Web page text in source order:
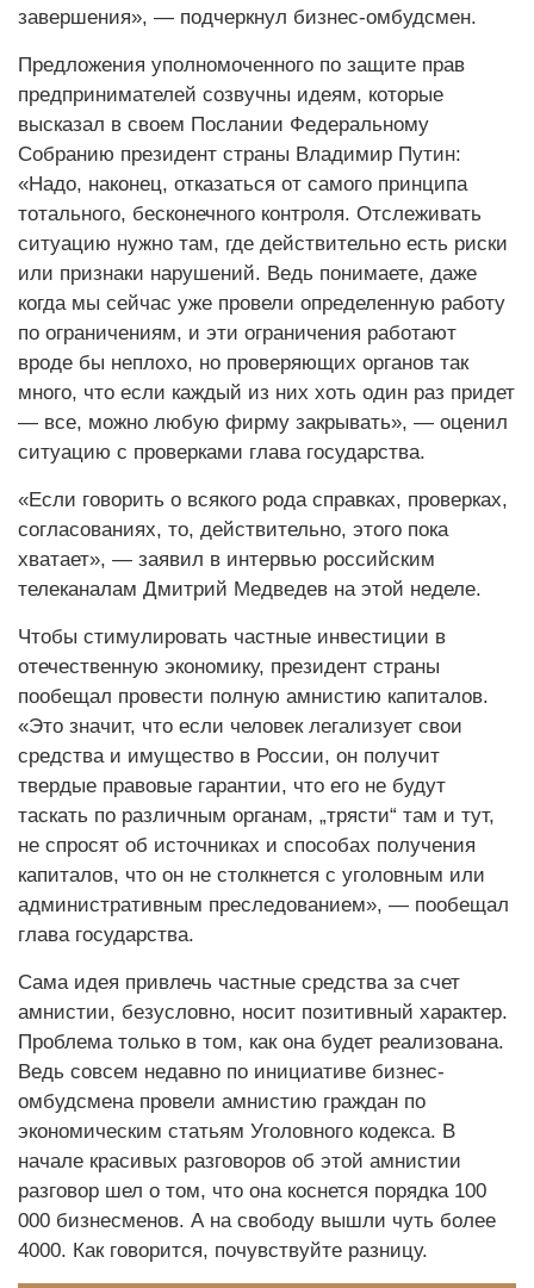
завершения», — подчеркнул бизнес-омбудсмен.
Предложения уполномоченного по защите прав
предпринимателей созвучны идеям, которые
высказал в своем Послании Федеральному
Собранию президент страны Владимир Путин:
«Надо, наконец, отказаться от самого принципа
тотального, бесконечного контроля. Отслеживать
ситуацию нужно там, где действительно есть риски
или признаки нарушений. Ведь понимаете, даже
когда мы сейчас уже провели определенную работу
по ограничениям, и эти ограничения работают
вроде бы неплохо, но проверяющих органов так
много, что если каждый из них хоть один раз придет
— все, можно любую фирму закрывать», — оценил
ситуацию с проверками глава государства.
«Если говорить о всякого рода справках, проверках,
согласованиях, то, действительно, этого пока
хватает», — за­явил в интервью российским
телеканалам Дмитрий Медведев на этой неделе.
Чтобы стимулировать частные инвестиции в
отечественную экономику, президент страны
пообещал провести полную амнистию капиталов.
«Это значит, что если человек легализует свои
средства и имущество в России, он получит
твердые правовые гарантии, что его не будут
таскать по различным органам, „трясти“ там и тут,
не спросят об источниках и способах получения
капиталов, что он не столкнется с уголовным или
административным преследованием», — пообещал
глава государства.
Сама идея привлечь частные средства за счет
амнис­тии, безус­ловно, носит позитивный характер.
Проблема только в том, как она будет реализована.
Ведь совсем недавно по инициативе бизнес-
омбудсмена провели амнистию граждан по
экономическим статьям Уголовного кодекса. В
начале красивых разговоров об этой амнис­тии
разговор шел о том, что она коснется порядка 100
000 бизнесменов. А на свободу вышли чуть более
4000. Как говорится, почувствуйте разницу.